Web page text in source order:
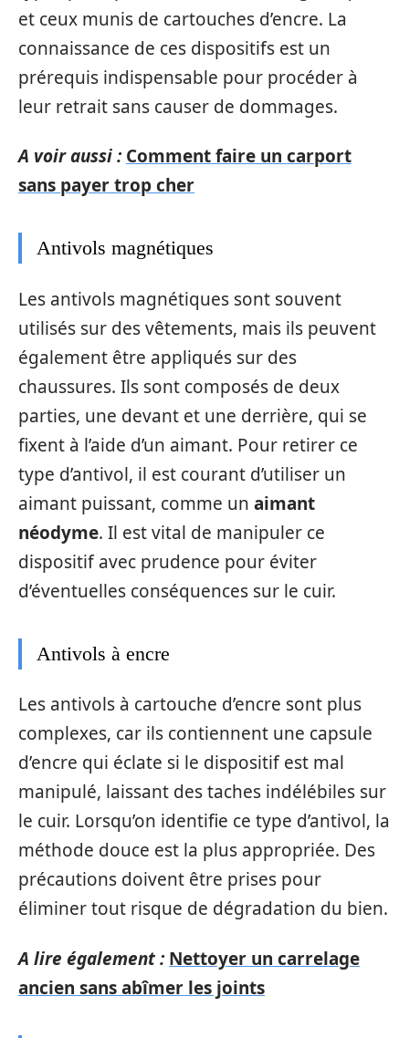
et ceux munis de cartouches d’encre. La
connaissance de ces dispositifs est un
prérequis indispensable pour procéder à
leur retrait sans causer de dommages.
A voir aussi : Comment faire un carport
sans payer trop cher
Antivols magnétiques
Les antivols magnétiques sont souvent
utilisés sur des vêtements, mais ils peuvent
également être appliqués sur des
chaussures. Ils sont composés de deux
parties, une devant et une derrière, qui se
fixent à l’aide d’un aimant. Pour retirer ce
type d’antivol, il est courant d’utiliser un
aimant puissant, comme un aimant
néodyme. Il est vital de manipuler ce
dispositif avec prudence pour éviter
d’éventuelles conséquences sur le cuir.
Antivols à encre
Les antivols à cartouche d’encre sont plus
complexes, car ils contiennent une capsule
d’encre qui éclate si le dispositif est mal
manipulé, laissant des taches indélébiles sur
le cuir. Lorsqu’on identifie ce type d’antivol, la
méthode douce est la plus appropriée. Des
précautions doivent être prises pour
éliminer tout risque de dégradation du bien.
A lire également : Nettoyer un carrelage
ancien sans abîmer les joints